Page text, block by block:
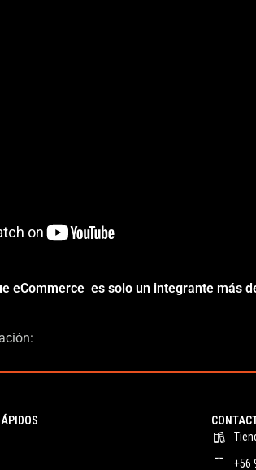
eCommerce es solo un integrante más
+56